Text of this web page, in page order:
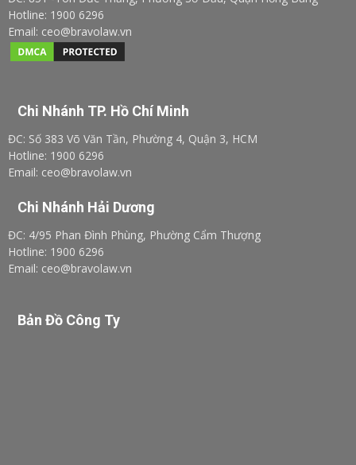
Hotline: 1900 6296
Email: ceo@bravolaw.vn
Chi Nhánh TP. Hồ Chí Minh
ĐC: Số 383 Võ Văn Tần, Phường 4, Quận 3, HCM
Hotline: 1900 6296
Email: ceo@bravolaw.vn
Chi Nhánh Hải Dương
ĐC: 4/95 Phan Đình Phùng, Phường Cẩm Thượng
Hotline: 1900 6296
Email: ceo@bravolaw.vn
Bản Đồ Công Ty